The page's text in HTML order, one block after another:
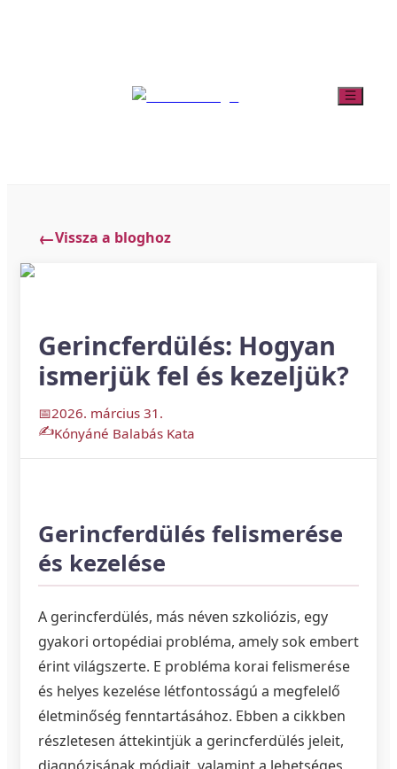
Vissza a bloghoz
Gerincferdülés: Hogyan
ismerjük fel és kezeljük?
2026. március 31.
Kónyáné Balabás Kata
Gerincferdülés felismerése
és kezelése
A gerincferdülés, más néven szkoliózis, egy
gyakori ortopédiai probléma, amely sok embert
érint világszerte. E probléma korai felismerése
és helyes kezelése létfontosságú a megfelelő
életminőség fenntartásához. Ebben a cikkben
részletesen áttekintjük a gerincferdülés jeleit,